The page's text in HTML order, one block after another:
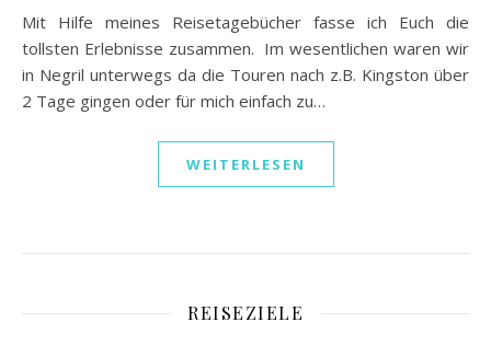
Mit Hilfe meines Reisetagebücher fasse ich Euch die
tollsten Erlebnisse zusammen. Im wesentlichen waren wir
in Negril unterwegs da die Touren nach z.B. Kingston über
2 Tage gingen oder für mich einfach zu…
WEITERLESEN
REISEZIELE